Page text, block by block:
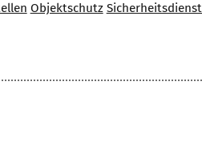
Objektschutz